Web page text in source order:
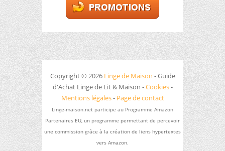
Copyright © 2026 Linge de Maison - Guide
d'Achat Linge de Lit & Maison -Cookies-
Mentions légales- Page de contact
Linge-maison.net participe au Programme Amazon
Partenaires EU, un programme permettant de percevoir
une commission grâce à la création de liens hypertextes
vers Amazon.